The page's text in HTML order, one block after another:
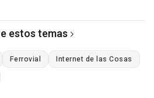
estos temas
Ferrovial
Internet de las Cosas